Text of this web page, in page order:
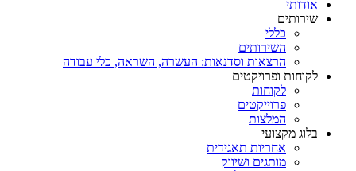
אודותי
שירותים
כללי
השירותים
הרצאות וסדנאות: העשרה, השראה, כלי עבודה
לקוחות ופרויקטים
לקוחות
פרוייקטים
המלצות
בלוג מקצועי
אחריות תאגידית
מותגים ושיווק